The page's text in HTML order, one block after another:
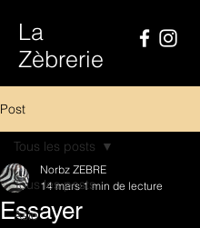
La
Zèbrerie
Post
Tous les posts
Asie
Tous les posts
Essayer
Norbz ZEBRE
14 mars 1 min de lecture